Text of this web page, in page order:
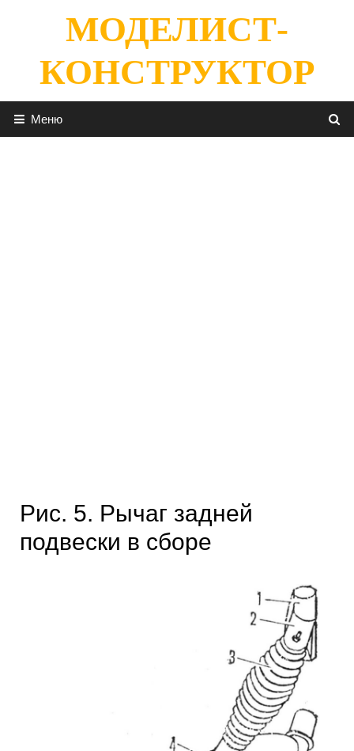
содержимомуМОДЕЛИСТ-
КОНСТРУКТОР
Меню
Рис. 5. Рычаг задней
подвески в сборе